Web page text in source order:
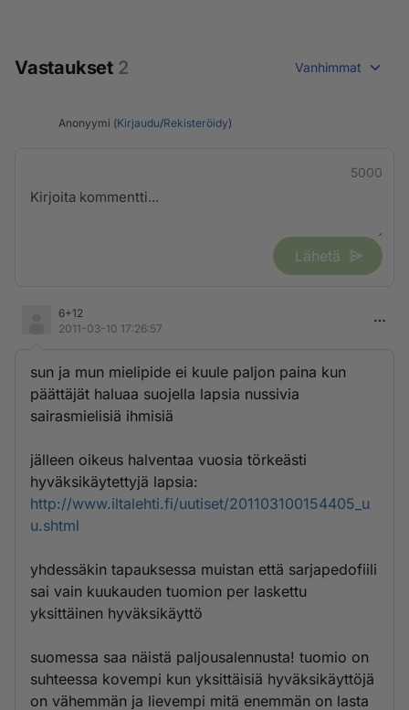
Vastaukset 2 Vanhimmat
Anonyymi (Kirjaudu/Rekisteröidy)
5000
Lähetä
6+12
2011-03-10 17:26:57
sun ja mun mielipide ei kuule paljon paina kun
päättäjät haluaa suojella lapsia nussivia
sairasmielisiä ihmisiä
jälleen oikeus halventaa vuosia törkeästi
hyväksikäytettyjä lapsia:
http://www.iltalehti.fi/uutiset/201103100154405_u
u.shtml
yhdessäkin tapauksessa muistan että sarjapedofiili
sai vain kuukauden tuomion per laskettu
yksittäinen hyväksikäyttö
suomessa saa näistä paljousalennusta! tuomio on
suhteessa kovempi kun yksittäisiä hyväksikäyttöjä
on vähemmän ja lievempi mitä enemmän on lasta